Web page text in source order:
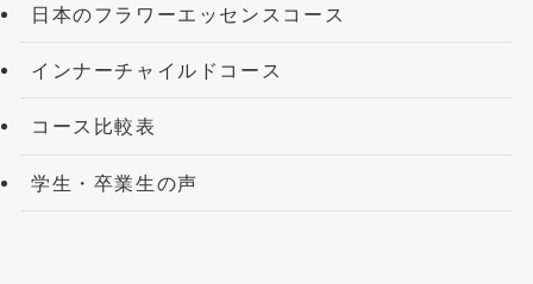
日本のフラワーエッセンスコース
インナーチャイルドコース
コース比較表
学生・卒業生の声